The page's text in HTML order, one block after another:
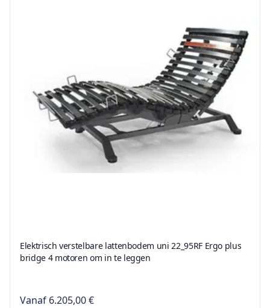
Elektrisch verstelbare lattenbodem uni 22_95RF Ergo plus
bridge 4 motoren om in te leggen
Vanaf 6.205,00 €